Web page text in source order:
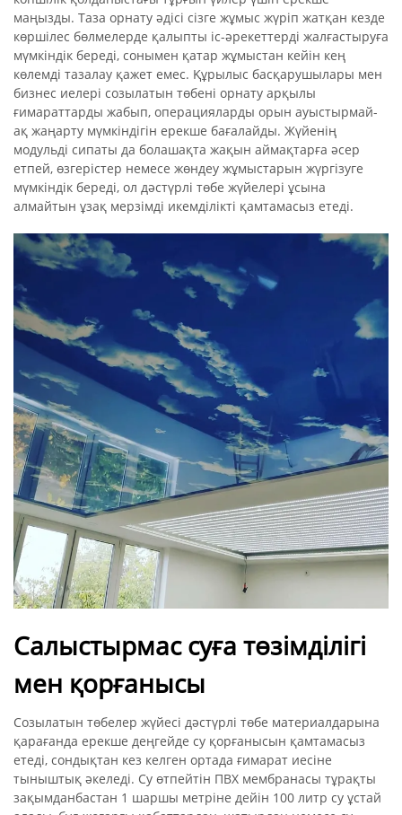
маңызды. Таза орнату әдісі сізге жұмыс жүріп жатқан кезде
көршілес бөлмелерде қалыпты іс-әрекеттерді жалғастыруға
мүмкіндік береді, сонымен қатар жұмыстан кейін кең
көлемді тазалау қажет емес. Құрылыс басқарушылары мен
бизнес иелері созылатын төбені орнату арқылы
ғимараттарды жабып, операцияларды орын ауыстырмай-
ақ жаңарту мүмкіндігін ерекше бағалайды. Жүйенің
модульді сипаты да болашақта жақын аймақтарға әсер
етпей, өзгерістер немесе жөндеу жұмыстарын жүргізуге
мүмкіндік береді, ол дәстүрлі төбе жүйелері ұсына
алмайтын ұзақ мерзімді икемділікті қамтамасыз етеді.
Салыстырмас суға төзімділігі
мен қорғанысы
Созылатын төбелер жүйесі дәстүрлі төбе материалдарына
қарағанда ерекше деңгейде су қорғанысын қамтамасыз
етеді, сондықтан кез келген ортада ғимарат иесіне
тыныштық әкеледі. Су өтпейтін ПВХ мембранасы тұрақты
зақымданбастан 1 шаршы метріне дейін 100 литр су ұстай